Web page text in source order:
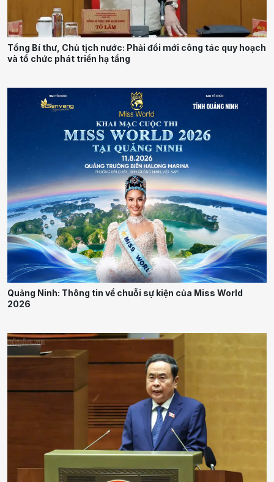
Tổng Bí thư, Chủ tịch nước: Phải đổi mới công tác quy hoạch
và tổ chức phát triển hạ tầng
Quảng Ninh: Thông tin về chuỗi sự kiện của Miss World
2026